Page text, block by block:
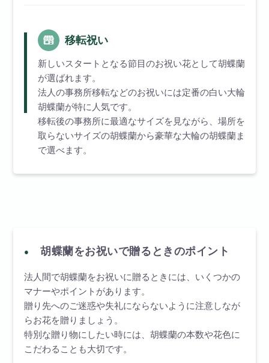
移転祝い
新しいスタートとなる節目のお祝い花として胡蝶蘭
が選ばれます。
法人の事務所移転などのお祝いには定番の白い大輪
胡蝶蘭が特に人気です。
移転後の事務所に最適なサイズを見ながら、場所を
取らないサイズの胡蝶蘭から豪華な大輪の胡蝶蘭ま
で選べます。
胡蝶蘭をお祝いで贈るときのポイント
法人間で胡蝶蘭をお祝いに贈るときには、いくつかの
マナーやポイントがあります。
贈り先へのご迷惑や失礼にならないように注意しなが
らお花を贈りましょう。
特別な贈り物にしたい時には、胡蝶蘭の本数や花色に
こだわることも大切です。